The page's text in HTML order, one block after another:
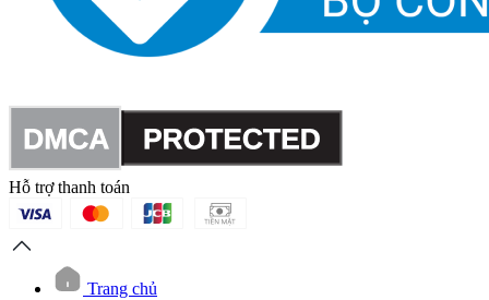
Hỗ trợ thanh toán
Trang chủ